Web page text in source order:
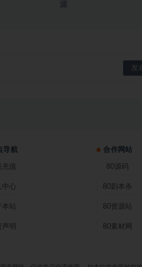
源
导航
充值
中心
本站
明
合作网站
80源码
80剧本杀
80资源站
80素材网